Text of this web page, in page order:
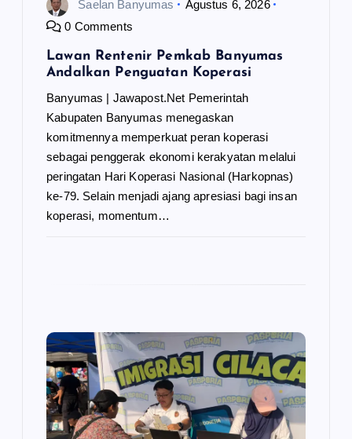
Saelan Banyumas
Agustus 6, 2026
0 Comments
Lawan Rentenir Pemkab Banyumas
Andalkan Penguatan Koperasi
Banyumas | Jawapost.Net Pemerintah
Kabupaten Banyumas menegaskan
komitmennya memperkuat peran koperasi
sebagai penggerak ekonomi kerakyatan melalui
peringatan Hari Koperasi Nasional (Harkopnas)
ke-79. Selain menjadi ajang apresiasi bagi insan
koperasi, momentum…